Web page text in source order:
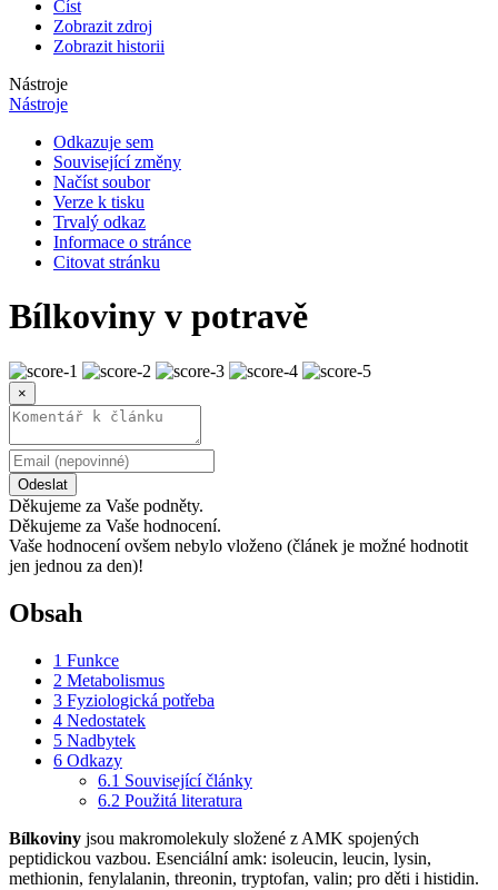
Číst
Zobrazit zdroj
Zobrazit historii
Nástroje
Nástroje
Odkazuje sem
Související změny
Načíst soubor
Verze k tisku
Trvalý odkaz
Informace o stránce
Citovat stránku
Bílkoviny v potravě
×
Odeslat
Děkujeme za Vaše podněty.
Děkujeme za Vaše hodnocení.
Vaše hodnocení ovšem nebylo vloženo (článek je možné hodnotit
jen jednou za den)!
Obsah
1 Funkce
2 Metabolismus
3 Fyziologická potřeba
4 Nedostatek
5 Nadbytek
6 Odkazy
6.1 Související články
6.2 Použitá literatura
Bílkoviny jsou makromolekuly složené z AMK spojených
peptidickou vazbou. Esenciální amk: isoleucin, leucin, lysin,
methionin, fenylalanin, threonin, tryptofan, valin; pro děti i histidin.